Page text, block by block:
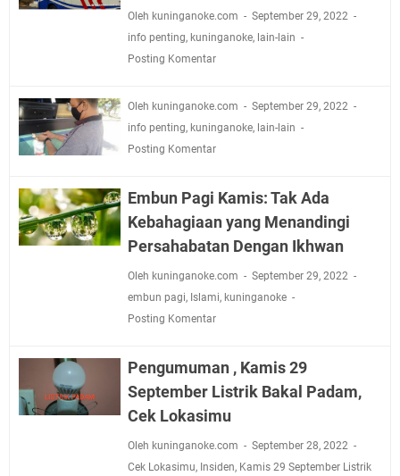
Oleh kuninganoke.com
September 29, 2022
info penting, kuninganoke, lain-lain
Posting Komentar
Oleh kuninganoke.com
September 29, 2022
info penting, kuninganoke, lain-lain
Posting Komentar
Embun Pagi Kamis: Tak Ada
Kebahagiaan yang Menandingi
Persahabatan Dengan Ikhwan
Oleh kuninganoke.com
September 29, 2022
embun pagi, Islami, kuninganoke
Posting Komentar
Pengumuman , Kamis 29
September Listrik Bakal Padam,
Cek Lokasimu
Oleh kuninganoke.com
September 28, 2022
Cek Lokasimu, Insiden, Kamis 29 September Listrik